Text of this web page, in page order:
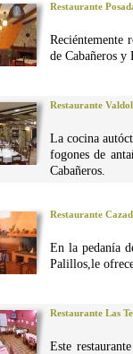
Restaurante
Reciéntemente
de Cabañeros y
Restaurante
La cocina
fogones de
Cabañeros.
Restaurante
En la pedanía
Palillos,le
Restaurante Las
Este